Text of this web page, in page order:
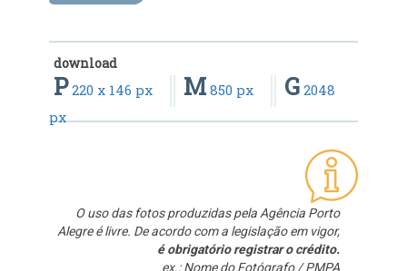
download
P220 x 146 px M 850 px G 2048
px
O uso das fotos produzidas pela Agência Porto
Alegre é livre. De acordo com a legislação em vigor,
é obrigatório registrar o crédito.
ex.: Nome do Fotógrafo / PMPA